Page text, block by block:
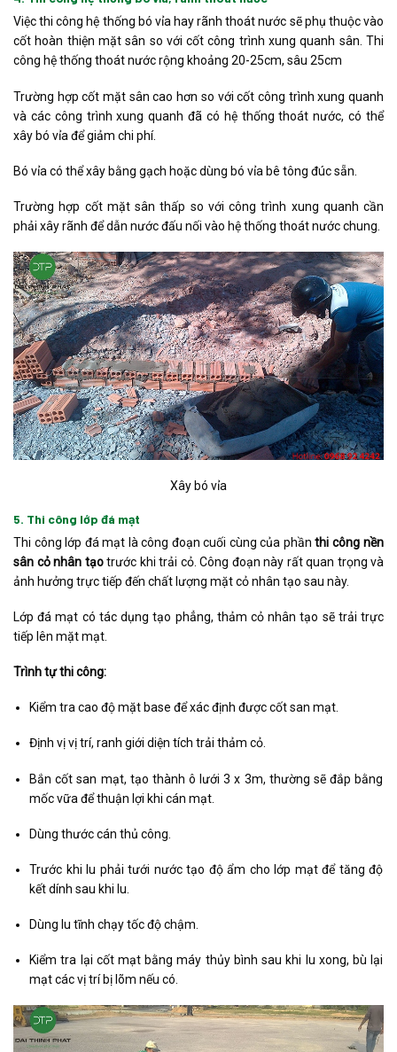
Việc thi công hệ thống bó vỉa hay rãnh thoát nước sẽ phụ thuộc vào
cốt hoàn thiện mặt sân so với cốt công trình xung quanh sân. Thi
công hệ thống thoát nước rộng khoảng 20-25cm, sâu 25cm
Trường hợp cốt mặt sân cao hơn so với cốt công trình xung quanh
và các công trình xung quanh đã có hệ thống thoát nước, có thể
xây bó vỉa để giảm chi phí.
Bó vỉa có thể xây bằng gạch hoặc dùng bó vỉa bê tông đúc sẵn.
Trường hợp cốt mặt sân thấp so với công trình xung quanh cần
phải xây rãnh để dẫn nước đấu nối vào hệ thống thoát nước chung.
Xây bó vỉa
5. Thi công lớp đá mạt
Thi công lớp đá mạt là công đoạn cuối cùng của phần thi công nền
sân cỏ nhân tạotrước khi trải cỏ. Công đoạn này rất quan trọng và
ảnh hưởng trực tiếp đến chất lượng mặt cỏ nhân tạo sau này.
Lớp đá mạt có tác dụng tạo phẳng, thảm cỏ nhân tạo sẽ trải trực
tiếp lên mặt mạt.
Trình tự thi công:
Kiểm tra cao độ mặt base để xác định được cốt san mạt.
Định vị vị trí, ranh giới diện tích trải thảm cỏ.
Bắn cốt san mạt, tạo thành ô lưới 3 x 3m, thường sẽ đắp bằng
mốc vữa để thuận lợi khi cán mạt.
Dùng thước cán thủ công.
Trước khi lu phải tưới nước tạo độ ẩm cho lớp mạt để tăng độ
kết dính sau khi lu.
Dùng lu tĩnh chạy tốc độ chậm.
Kiểm tra lại cốt mạt bằng máy thủy bình sau khi lu xong, bù lại
mạt các vị trí bị lõm nếu có.